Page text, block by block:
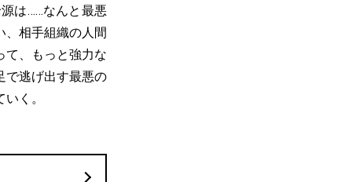
は……なんと最悪
、相手組織の人間
て、もっと強力な
で逃げ出す最悪の
く。